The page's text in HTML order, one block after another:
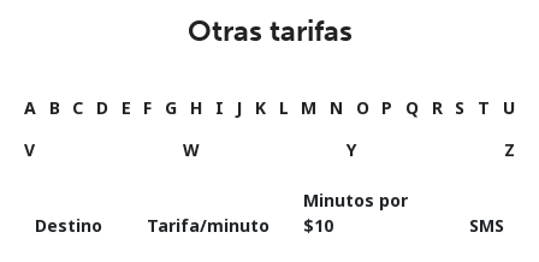
Otras tarifas
A B C D E F G H I J K L M N O P Q R S T
U
V
W Y Z
Destino Tarifa/minuto
Minutos por
⁦$10⁩
SMS